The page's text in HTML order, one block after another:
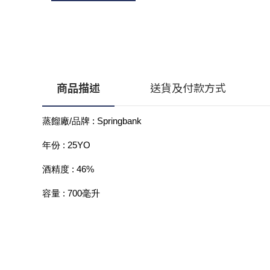
商品描述 送貨及付款方式
蒸餾廠/品牌 : Springbank
年份 : 25YO
酒精度 : 46%
容量 : 700毫升